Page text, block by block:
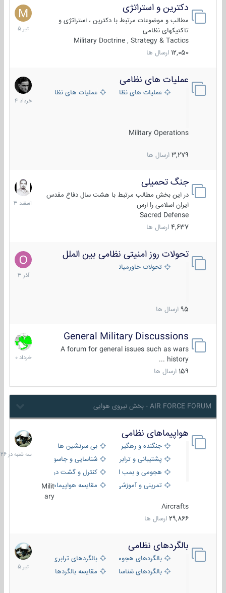
دکترین و استراتژی
مطالب و موضوعات مرتبط با دکترین ، استراتژی و
تاکتیکهای نظامی
Military Doctrine , Strategy & Tactics
12,050 ارسال ها
27
تیر
1405
عملیات های نظامی
عملیات های نظامی ایرانعملیات های نظامی خارجی
Military Operations
3,279 ارسال ها
5
خرداد
1404
جنگ تحمیلی
در این بخش مطالب مرتبط با هشت سال دفاع مقدس
ایران اسلامی را ارس
Sacred Defense
4,637 ارسال ها
20
اسفند
1403
تحولات روز امنیتی نظامی بین الملل
تحولات خاورمیانه
95 ارسال ها
21
آذر
1403
General Military Discussions
A forum for general issues such as wars
history ...
159 ارسال ها
10
خرداد
1400
AIR FORCE FORUM - بخش نیروی هوایی
هواپیماهای نظامی
جنگنده و رهگیر
بی سرنشین ها
پشتیبانی و ترابری
شناسایی و جاسوسی
هجومی و بمب افکن
کنترل و گشت دریایی
تمرینی و آموزشی
مقایسه هواپیماهاMilit
ary
Aircrafts
29,866 ارسال ها
سه
شنبه
در
بالگردهای نظامی
بالگردهای هجومی
بالگردهای ترابری
بالگردهای شناسایی
مقایسه بالگردها
22
تیر
1405